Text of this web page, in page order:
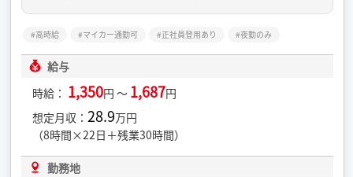
高時給 マイカー通勤可 正社員登用あり 夜勤のみ
給与
時給： 1,350円 ～ 1,687円
想定月収：28.9万円
（8時間×22日＋残業30時間）
勤務地